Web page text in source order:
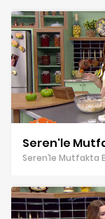
Seren'le
Seren’le Mutfakta